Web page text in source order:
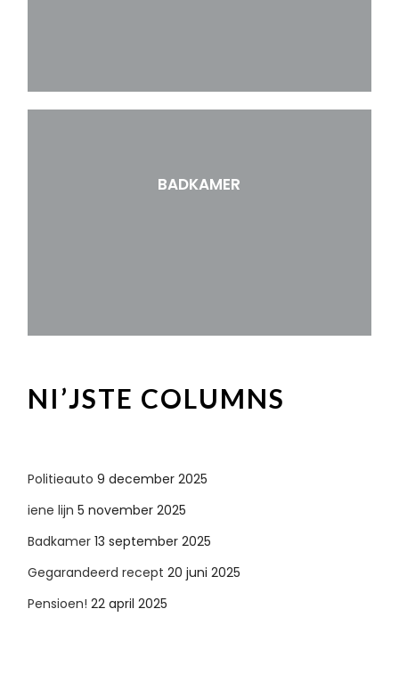
BADKAMER
NI’JSTE COLUMNS
Politieauto 9 december 2025
iene lijn 5 november 2025
Badkamer 13 september 2025
Gegarandeerd recept 20 juni 2025
Pensioen! 22 april 2025